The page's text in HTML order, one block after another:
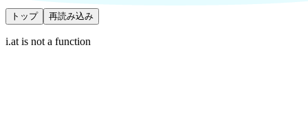
トップ 再読み込み
i.at is not a function